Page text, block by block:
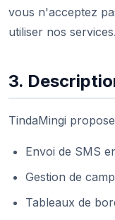
vous n'acceptez
utiliser nos services.
3.
TindaMingi
Envoi de SMS
Gestion de
Tableaux de